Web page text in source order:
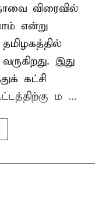
விரைவில்
என்று
இது
கட்சி
ம ...